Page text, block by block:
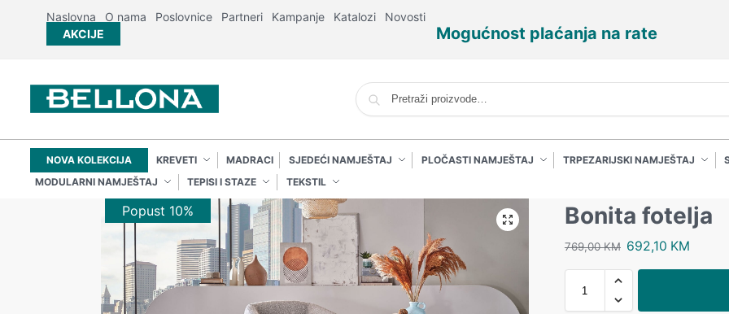
Naslovna O nama Poslovnice Partneri Kampanje Katalozi
Novosti
AKCIJE
Mogućnost plaćanja na rate
NOVA KOLEKCIJA KREVETI MADRACI SJEDEĆI NAMJEŠTAJ PLOČASTI NAMJEŠTAJ TRPEZARIJSKI NAMJEŠTAJ
MODULARNI NAMJEŠTAJ
TEPISI I STAZE TEKSTIL
Popust 10%
Popust 10% Bonita fotelja
769,00KM 692,10 KM